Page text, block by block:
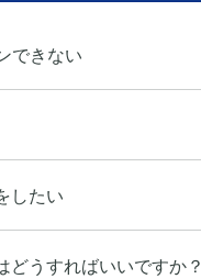
できない
したい
どうすればいいですか？